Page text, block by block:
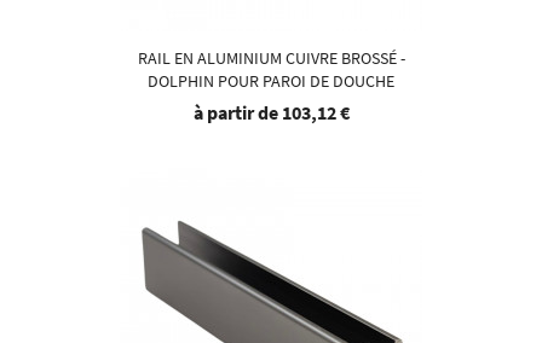
RAIL EN ALUMINIUM CUIVRE BROSSÉ -
DOLPHIN POUR PAROI DE DOUCHE
à partir de 103,12 €